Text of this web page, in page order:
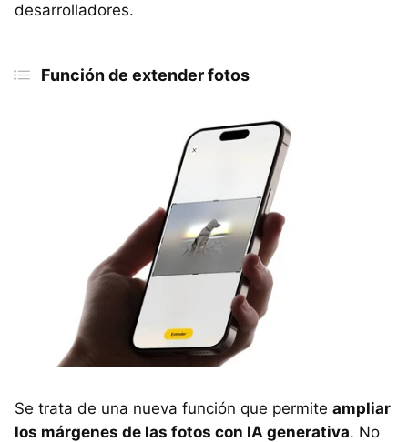
desarrolladores.
Función de extender fotos
Se trata de una nueva función que permite ampliar
los márgenes de las fotos con IA generativa. No